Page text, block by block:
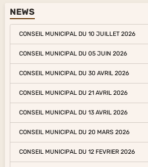
NEWS
CONSEIL MUNICIPAL DU 10 JUILLET 2026
CONSEIL MUNICIPAL DU 05 JUIN 2026
CONSEIL MUNICIPAL DU 30 AVRIL 2026
CONSEIL MUNICIPAL DU 21 AVRIL 2026
CONSEIL MUNICIPAL DU 13 AVRIL 2026
CONSEIL MUNICIPAL DU 20 MARS 2026
CONSEIL MUNICIPAL DU 12 FEVRIER 2026